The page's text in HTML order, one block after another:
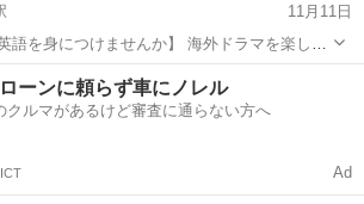
11月11日
つけませんか】 海外ドラマを楽しん
を自然な形で楽しく身につ
ング、ス
駅 発音 海外ドラマ
ーンに頼らず車にノレル
クルマがあるけど審査に通らない方へ
ICT Ad